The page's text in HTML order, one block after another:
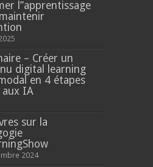
l’’apprentissage
– Créer un
digital learning
en 4 étapes
aux IA
sur la
2024